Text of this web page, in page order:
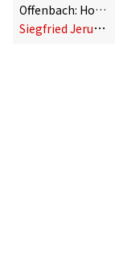
Offenbach: Hoffmanns Erzählungen [Sung in German] (Sung in German)
S
iegfried Jerusalem